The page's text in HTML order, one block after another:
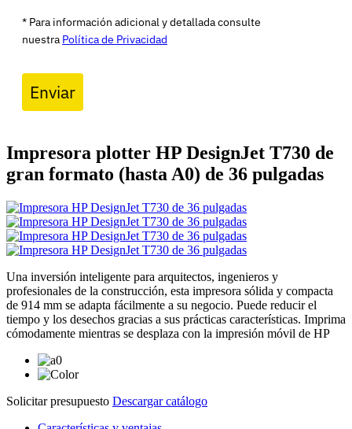
* Para información adicional y detallada consulte
nuestra Política de Privacidad
Enviar
Impresora plotter HP DesignJet T730 de
gran formato (hasta A0) de 36 pulgadas
Una inversión inteligente para arquitectos, ingenieros y
profesionales de la construcción, esta impresora sólida y compacta
de 914 mm se adapta fácilmente a su negocio. Puede reducir el
tiempo y los desechos gracias a sus prácticas características. Imprima
cómodamente mientras se desplaza con la impresión móvil de HP
Solicitar presupuesto Descargar catálogo